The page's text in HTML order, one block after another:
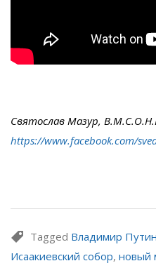
Святослав Мазур,
https://www.facebook.com/
Tagged Владимир Путин
Исаакиевский собор, новый